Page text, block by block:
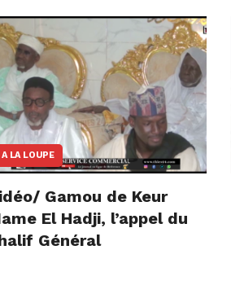
A LA LOUPE
Gamou de Keur
El Hadji, l’appel du
Général